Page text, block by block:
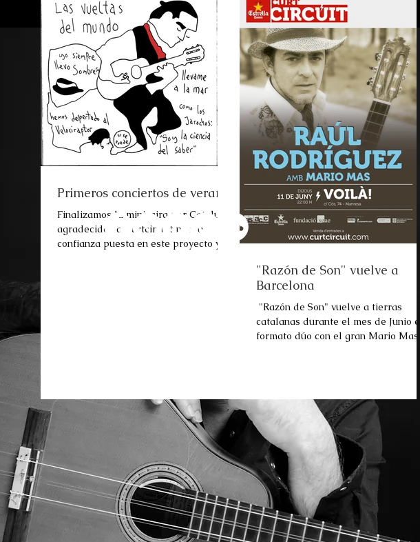
Primeros conciertos de verano
Finalizamos la mini-gira por Cataluña
agradecidos a Curtcircuit por la
confianza puesta en este proyecto y
"Razón de Son" vuelve a
Barcelona
​ "Razón de Son" vuelve a tierras
catalanas durante el mes de Junio en
formato dúo con el gran Mario Mas.